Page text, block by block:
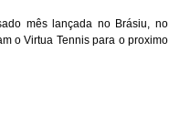
mês lançada no Brásiu, no
o Virtua Tennis para o proximo